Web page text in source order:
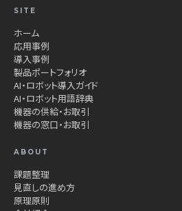
SITE
ホーム
応用事例
導入事例
製品ポートフォリオ
AI・ロボット導入ガイド
AI・ロボット用語辞典
機器の供給・お取引
機器の窓口・お取引
ABOUT
課題整理
見直しの進め方
原理原則